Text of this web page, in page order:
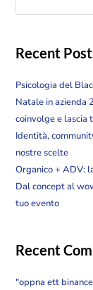
Recent
Psicologia del
Natale in azienda
coinvolge e lascia
Identità,
nostre scelte
Organico + ADV:
Dal concept al
tuo evento
Recent
"oppna ett